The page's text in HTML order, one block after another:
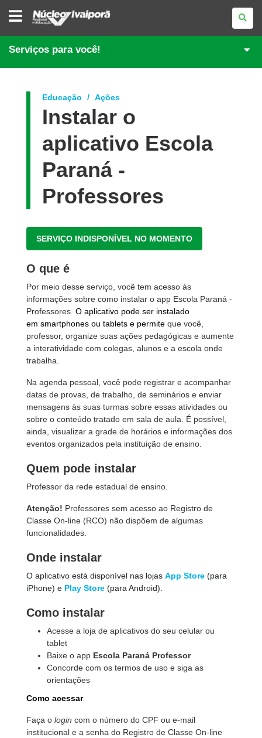
NÚCLEO
REGIONAL
EDUCAÇÃO
DE
IVAIPORÃ
Serviços para você!
Educação Ações
Instalar o
aplicativo Escola
Paraná -
Professores
SERVIÇO INDISPONÍVEL NO MOMENTO
O que é
Por meio desse serviço, você tem acesso às
informações sobre como instalar o app Escola Paraná -
Professores. O aplicativo pode ser instalado
em smartphones ou tablets e permite que você,
professor, organize suas ações pedagógicas e aumente
a interatividade com colegas, alunos e a escola onde
trabalha.
Na agenda pessoal, você pode registrar e acompanhar
datas de provas, de trabalho, de seminários e enviar
mensagens às suas turmas sobre essas atividades ou
sobre o conteúdo tratado em sala de aula. É possível,
ainda, visualizar a grade de horários e informações dos
eventos organizados pela instituição de ensino.
Quem pode instalar
Professor da rede estadual de ensino.
Atenção! Professores sem acesso ao Registro de
Classe On-line (RCO) não dispõem de algumas
funcionalidades.
Onde instalar
O aplicativo está disponível nas lojas App Store (para
iPhone) e Play Store (para Android).
Como instalar
Acesse a loja de aplicativos do seu celular ou
tablet
Baixe o app Escola Paraná Professor
Concorde com os termos de uso e siga as
orientações
Como acessar
Faça o login com o número do CPF ou e-mail
institucional e a senha do Registro de Classe On-line